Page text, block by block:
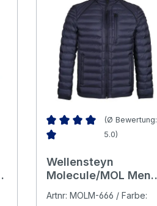
(Ø Bewertung:
5.0)
Wellensteyn
Molecule/MOL Men
royalblue
Artnr: MOLM-666 / Farbe: